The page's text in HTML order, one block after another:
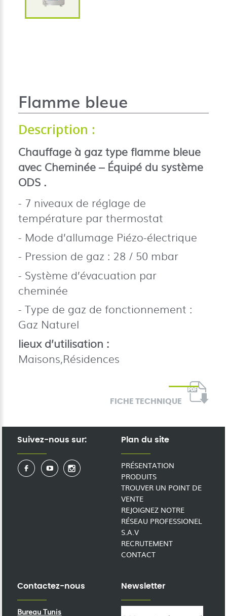
Flamme bleue
Description :
Chauffage à gaz type flamme bleue
avec Cheminée – Équipé du système
ODS .
7 niveaux de réglage de
température par thermostat
Mode d’allumage Piézo-électrique
Pression de gaz : 28 / 50 mbar
Système d’évacuation par
cheminée
Type de gaz de fonctionnement :
Gaz Naturel
lieux d’utilisation :
Maisons,Résidences
FICHE TECHNIQUE
Suivez-nous sur: Plan du site
PRÉSENTATION
PRODUITS
TROUVER UN POINT DE
VENTE
REJOIGNEZ NOTRE
RÉSEAU PROFESSIONEL
S.A.V
RECRUTEMENT
CONTACT
Contactez-nous
Bureau Tunis
Newsletter